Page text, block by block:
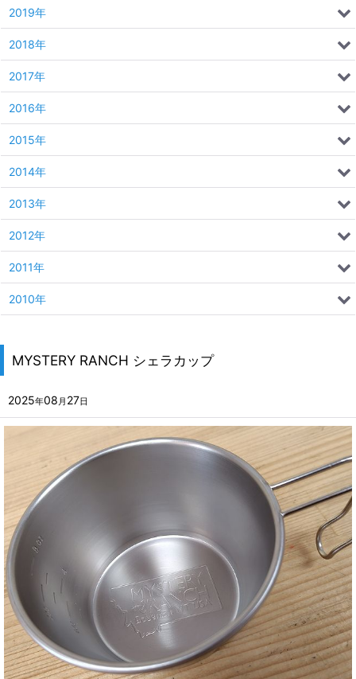
MYSTERY RANCH シェラカップ
2025年08 月 27日
2019年
2018年
2017年
2016年
2015年
2014年
2013年
2012年
2011年
2010年